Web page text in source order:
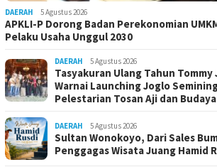
DAERAH 5 Agustus 2026
APKLI-P Dorong Badan Perekonomian
Pelaku Usaha Unggul 2030
DAERAH 5 Agustus 2026
Tasyakuran Ulang Tahun
Warnai Launching Joglo
Pelestarian Tosan Aji dan
DAERAH 5 Agustus 2026
Sultan Wonokoyo, Dari Sales
Penggagas Wisata Juang Hamid